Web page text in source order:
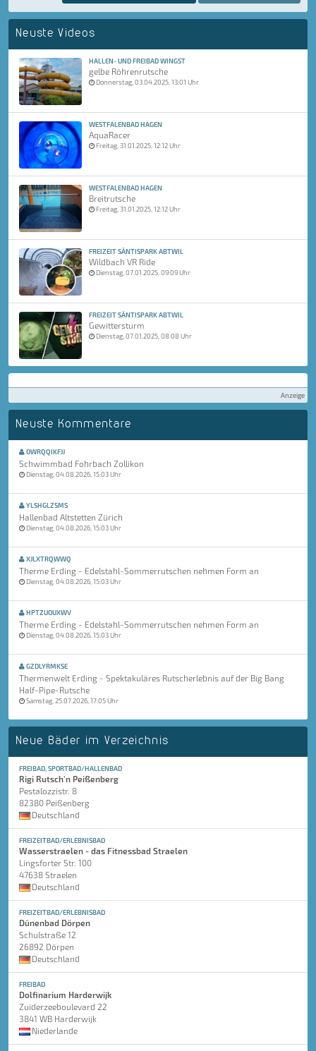
Neuste Videos
HALLEN- UND FREIBAD WINGST
gelbe Röhrenrutsche
Donnerstag, 03.04.2025, 13:01 Uhr
WESTFALENBAD HAGEN
AquaRacer
Freitag, 31.01.2025, 12:12 Uhr
WESTFALENBAD HAGEN
Breitrutsche
Freitag, 31.01.2025, 12:12 Uhr
FREIZEIT SÄNTISPARK ABTWIL
Wildbach VR Ride
Dienstag, 07.01.2025, 09:09 Uhr
FREIZEIT SÄNTISPARK ABTWIL
Gewittersturm
Dienstag, 07.01.2025, 08:08 Uhr
Anzeige
Neuste Kommentare
OWRQQIKFJJ
Schwimmbad Fohrbach Zollikon
Dienstag, 04.08.2026, 15:03 Uhr
YLSHGLZSMS
Hallenbad Altstetten Zürich
Dienstag, 04.08.2026, 15:03 Uhr
XJLXTRQWWQ
Therme Erding - Edelstahl-Sommerrutschen nehmen Form an
Dienstag, 04.08.2026, 15:03 Uhr
HPTZUOUXWV
Therme Erding - Edelstahl-Sommerrutschen nehmen Form an
Dienstag, 04.08.2026, 15:03 Uhr
GZDLYRMKSE
Thermenwelt Erding - Spektakuläres Rutscherlebnis auf der Big Bang
Half-Pipe-Rutsche
Samstag, 25.07.2026, 17:05 Uhr
Neue Bäder im Verzeichnis
FREIBAD, SPORTBAD/HALLENBAD
Rigi Rutsch'n Peißenberg
Pestalozzistr. 8
82380 Peißenberg
Deutschland
FREIZEITBAD/ERLEBNISBAD
Wasserstraelen - das Fitnessbad Straelen
Lingsforter Str. 100
47638 Straelen
Deutschland
FREIZEITBAD/ERLEBNISBAD
Dünenbad Dörpen
Schulstraße 12
26892 Dörpen
Deutschland
FREIBAD
Dolfinarium Harderwijk
Zuiderzeeboulevard 22
3841 WB Harderwijk
Niederlande